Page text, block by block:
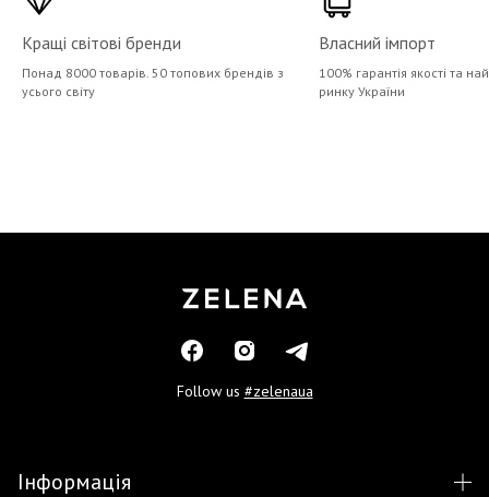
Кращі світові бренди
Понад 8000 товарів. 50 топових брендів з
усього світу
Власний імпорт
100% гарантія якості та
ринку України
Follow us #zelenaua
Інформація